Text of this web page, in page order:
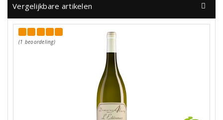
Vergelijkbare artikelen
(1 beoordeling)